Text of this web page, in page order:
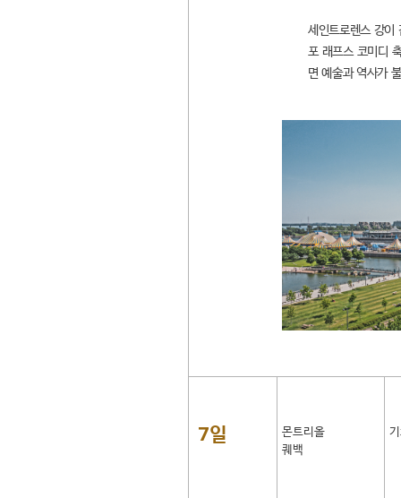
세인트로렌스 강이
포 래프스 코미디
면 예술과 역사가
7일
몬트리올
퀘백